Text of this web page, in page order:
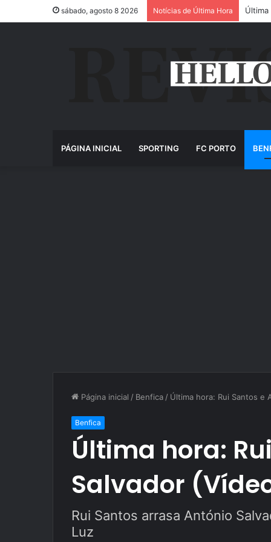
sábado, agosto 8 2026 Notícias de Última Hora
PÁGINA INICIAL SPORTING FC PORTO
Página inicial / Benfica / Última hora: Rui Santos e
Benfica
Última hora:
Salvador
Rui Santos arrasa António
Luz